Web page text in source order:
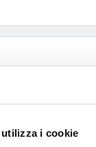
i cookie